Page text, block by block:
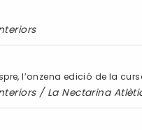
l’onzena edició de la
/ La Nectarina